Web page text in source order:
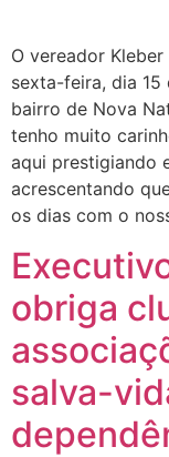
O vereador
sexta-feira, dia
bairro de Nova
tenho muito
aqui prestigiando
acrescentando
os dias com o
obriga
salva-